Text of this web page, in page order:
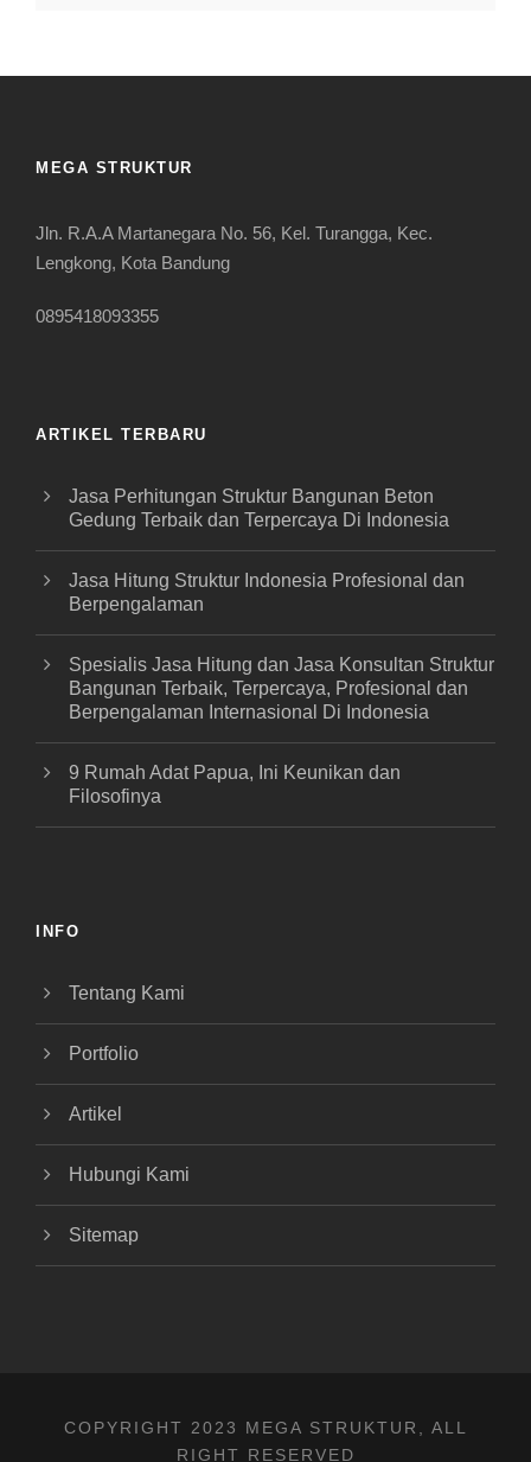
MEGA STRUKTUR
Jln. R.A.A Martanegara No. 56, Kel. Turangga, Kec.
Lengkong, Kota Bandung
0895418093355
ARTIKEL TERBARU
Jasa Perhitungan Struktur Bangunan Beton
Gedung Terbaik dan Terpercaya Di Indonesia
Jasa Hitung Struktur Indonesia Profesional dan
Berpengalaman
Spesialis Jasa Hitung dan Jasa Konsultan Struktur
Bangunan Terbaik, Terpercaya, Profesional dan
Berpengalaman Internasional Di Indonesia
9 Rumah Adat Papua, Ini Keunikan dan
Filosofinya
INFO
Tentang Kami
Portfolio
Artikel
Hubungi Kami
Sitemap
COPYRIGHT 2023 MEGA STRUKTUR, ALL
RIGHT RESERVED